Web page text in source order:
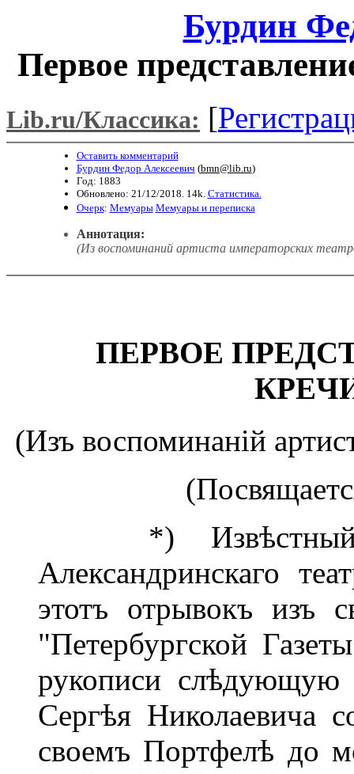
Бурдин
Первое
Lib.ru/Классика: [
Оставить комментарий
Бурдин Федор Алексеевич (bmn@lib.ru)
Год: 1883
Обновлено: 21/12/2018. 14k. Статистика.
Очерк: Мемуары Мемуары и переписка
Аннотация:
(Из воспоминаний артиста императорских
ПЕРВОЕ
(Изъ воспоминаній
*) Извѣстный
Александринскаго
этотъ отрывокъ изъ
"Петербургской
рукописи слѣдующую
Сергѣя Николаевича
своемъ Портфелѣ до